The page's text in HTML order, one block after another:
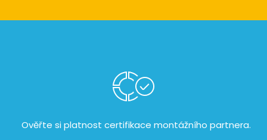
Ověřte si platnost certifikace montážního partnera.